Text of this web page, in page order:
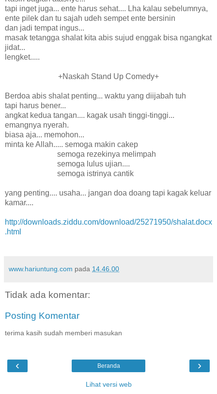
tapi inget juga... ente harus sehat.... Lha kalau sebelumnya,
ente pilek dan tu sajah udeh sempet ente bersinin
dan jadi tempat ingus...
masak tetangga shalat kita abis sujud enggak bisa ngangkat
jidat...
lengket.....
+Naskah Stand Up Comedy+
Berdoa abis shalat penting... waktu yang diijabah tuh
tapi harus bener...
angkat kedua tangan.... kagak usah tinggi-tinggi...
emangnya nyerah.
biasa aja... memohon...
minta ke Allah..... semoga makin cakep
semoga rezekinya melimpah
semoga lulus ujian....
semoga istrinya cantik
yang penting.... usaha... jangan doa doang tapi kagak keluar
kamar....
http://downloads.ziddu.com/download/25271950/shalat.docx
.html
www.hariuntung.com pada 14.46.00
Tidak ada komentar:
Posting Komentar
terima kasih sudah memberi masukan
‹ ›
Beranda
Lihat versi web